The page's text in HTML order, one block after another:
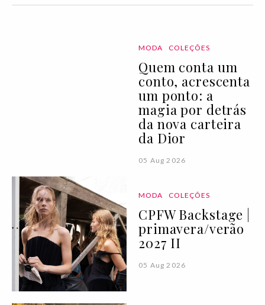
MODA COLEÇÕES
Quem conta um
conto, acrescenta
um ponto: a
magia por detrás
da nova carteira
da Dior
05 Aug 2026
MODA COLEÇÕES
CPFW Backstage |
primavera/verão
2027 II
05 Aug 2026